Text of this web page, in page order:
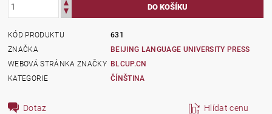
KÓD PRODUKTU
631
ZNAČKA
BEIJING LANGUAGE UNIVERSITY PRESS
WEBOVÁ STRÁNKA ZNAČKY BLCUP.CN
KATEGORIE
ČÍNŠTINA
Dotaz Hlídat cenu